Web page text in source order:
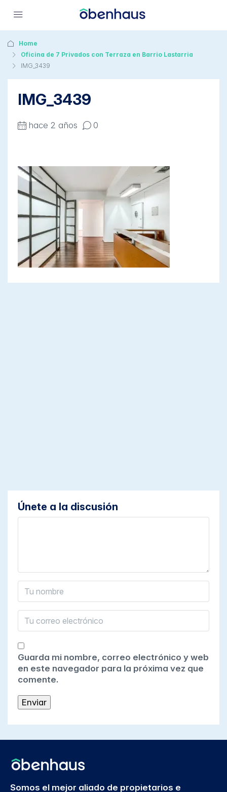
Home
Oficina de 7 Privados con Terraza en Barrio Lastarria
IMG_3439
IMG_3439
hace 2 años 0
Únete a la discusión
Guarda mi nombre, correo electrónico y web
en este navegador para la próxima vez que
comente.
Somos el mejor aliado de propietarios e